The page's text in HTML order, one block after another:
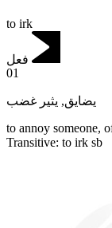
to irk
فعل
01
يضايق, يثير غضب
to annoy someone,
Transitive: to irk sb